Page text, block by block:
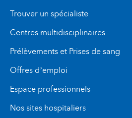
Trouver un spécialiste
Centres multidisciplinaires
Prélèvements et Prises de sang
Offres d’emploi
Espace professionnels
Nos sites hospitaliers